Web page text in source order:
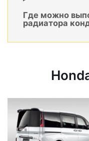
Где можно
радиатора